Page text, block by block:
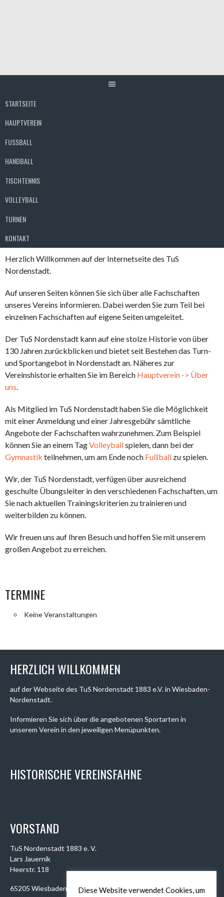
STARTSEITE
HAUPTVEREIN
FUSSBALL
HANDBALL
TISCHTENNIS
VOLLEYBALL
TURNEN
KONTAKT
Herzlich Willkommen auf der Internetseite des TuS
Nordenstadt.
Auf unseren Seiten können Sie sich über alle Fachschaften
unseres Vereins informieren. Dabei werden Sie zum Teil bei
einzelnen Fachschaften auf eigene Seiten umgeleitet.
Der TuS Nordenstadt kann auf eine stolze Historie von über
130 Jahren zurückblicken und bietet seit Bestehen das Turn-
und Sportangebot in Nordenstadt an. Näheres zur
Vereinshistorie erhalten Sie im Bereich Hauptverein -> Über
uns.
Als Mitglied im TuS Nordenstadt haben Sie die Möglichkeit
mit einer Anmeldung und einer Jahresgebühr sämtliche
Angebote der Fachschaften wahrzunehmen. Zum Beispiel
können Sie an einem TagVolleyballspielen, dann bei der
Gymnastik teilnehmen, um am Ende noch Fußball zu spielen.
Wir, der TuS Nordenstadt, verfügen über ausreichend
geschulte Übungsleiter in den verschiedenen Fachschaften, um
Sie nach aktuellen Trainingskriterien zu trainieren und
weiterbilden zu können.
Wir freuen uns auf Ihren Besuch und hoffen Sie mit unserem
großen Angebot zu erreichen.
TERMINE
Keine Veranstaltungen
HERZLICH WILLKOMMEN
auf der Webseite des TuS Nordenstadt 1883 e.V. in Wiesbaden-
Nordenstadt.
Informieren Sie sich über die angebotenen Sportarten in
unserem Verein in den jeweiligen Menüpunkten.
HISTORISCHE VEREINSFAHNE
VORSTAND
TuS Nordenstadt 1883 e. V.
Lars Jauernik
Heerstr. 118
65205 Wiesbaden Diese Website verwendet Cookies, um